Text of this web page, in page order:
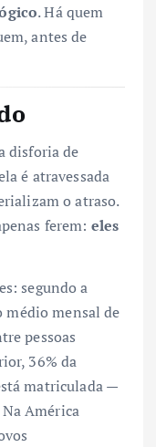
. Há quem
antes de
disforia de
é atravessada
o atraso.
ferem: eles
segundo a
médio mensal de
pessoas
36% da
matriculada —
América